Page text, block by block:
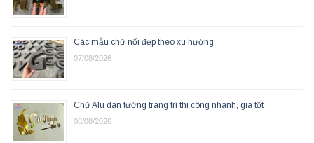
Các mẫu chữ nổi đẹp theo xu hướng
07/08/2026
Chữ Alu dán tường trang trí thi công nhanh, giá tốt
06/08/2026